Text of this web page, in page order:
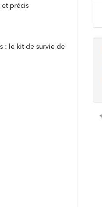
et précis
: le kit de survie de